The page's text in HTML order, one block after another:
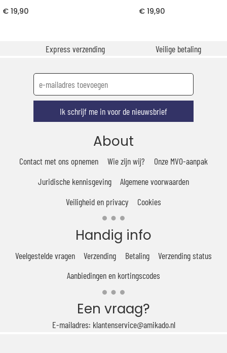
€ 19,90 € 19,90
Express verzending Veilige betaling
Ik schrijf me in voor de nieuwsbrief
About
Contact met ons opnemen Wie zijn wij?
Onze MVO-aanpak
Juridische kennisgeving
Algemene voorwaarden
Veiligheid en privacy
Cookies
Handig info
Veelgestelde vragen Verzending Betaling
Verzending status
Aanbiedingen en kortingscodes
Een vraag?
E-mailadres: klantenservice@amikado.nl